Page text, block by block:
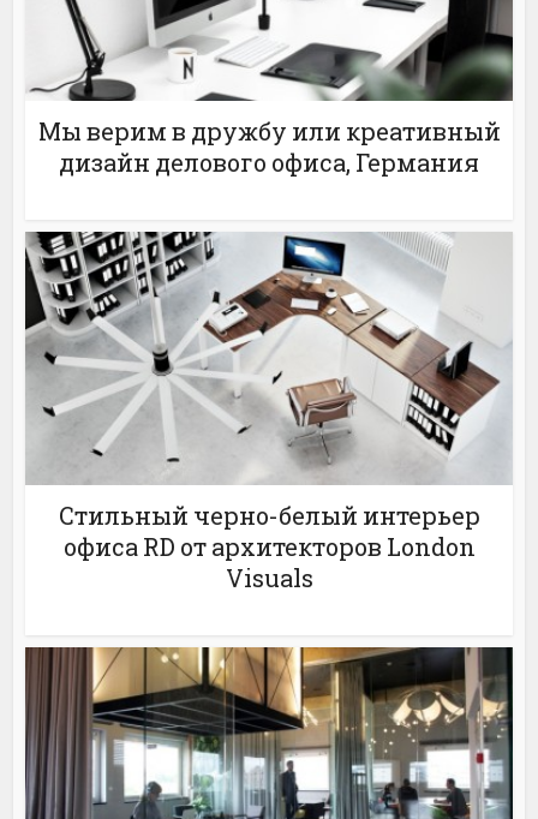
Мы верим в дружбу или креативный
дизайн делового офиса, Германия
Стильный черно-белый интерьер
офиса RD от архитекторов London
Visuals